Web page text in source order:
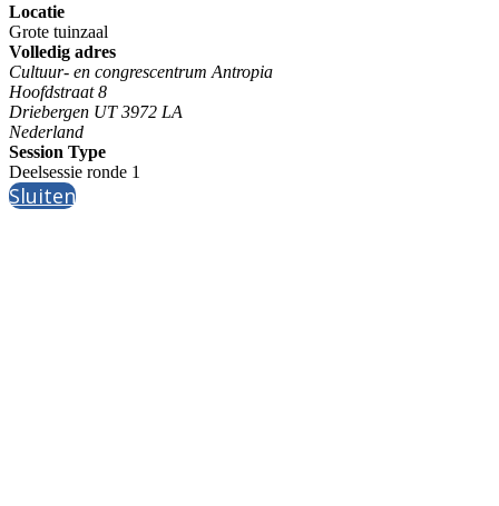
Locatie
Grote tuinzaal
Volledig adres
Cultuur- en congrescentrum Antropia
Hoofdstraat 8
Driebergen UT 3972 LA
Nederland
Session Type
Deelsessie ronde 1
Sluiten